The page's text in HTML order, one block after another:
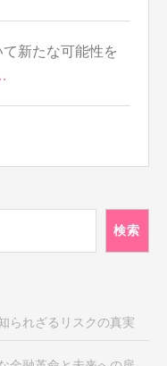
新たな可能性を
検索
られざるリスクの真実